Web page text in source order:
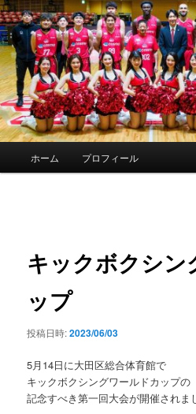
ホーム プロフィール
キックボクシン
ップ
投稿日時:2023/06/03
5月14日に大田区総合体育館で
キックボクシングワールドカップの
記念すべき第一回大会が開催されま